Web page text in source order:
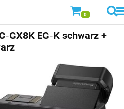
0
GX8K EG-K schwarz +